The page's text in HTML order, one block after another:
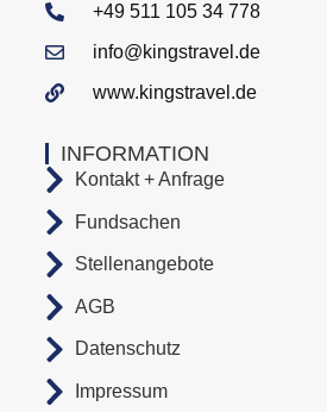
INFORMATION
Kontakt + Anfrage
Fundsachen
Stellenangebote
AGB
Datenschutz
Impressum
+49 511 105 34 778
info@kingstravel.de
www.kingstravel.de